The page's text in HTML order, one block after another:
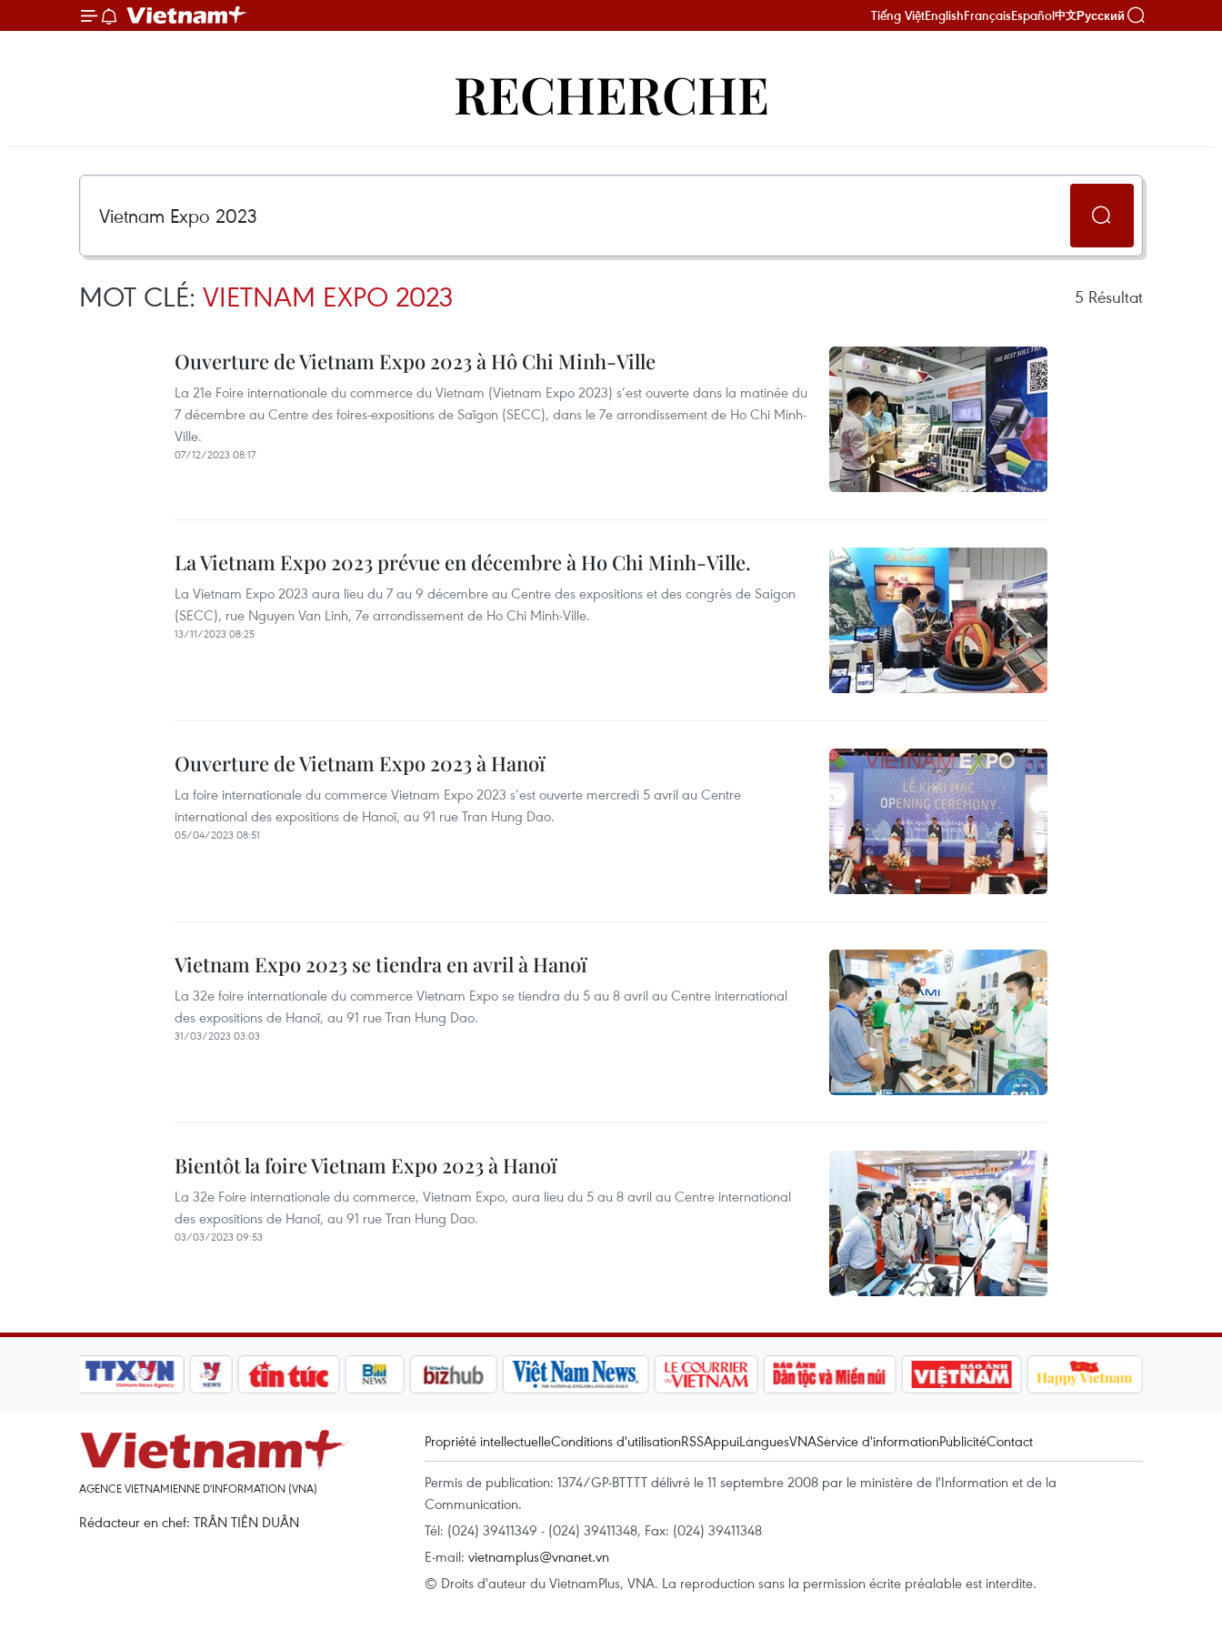
Tiếng ViệtEnglishFrançaisEspañol中文Русский
RECHERCHE
MOT CLÉ: VIETNAM EXPO 2023 5 Résultat
Ouverture de Vietnam Expo 2023 à Hô Chi Minh-Ville
La 21e Foire internationale du commerce du Vietnam (Vietnam Expo 2023) s’est ouverte dans la matinée du
7 décembre au Centre des foires-expositions de Saïgon (SECC), dans le 7e arrondissement de Ho Chi Minh-
Ville.
07/12/2023 08:17
La Vietnam Expo 2023 prévue en décembre à Ho Chi Minh-Ville.
La Vietnam Expo 2023 aura lieu du 7 au 9 décembre au Centre des expositions et des congrès de Saigon
(SECC), rue Nguyen Van Linh, 7e arrondissement de Ho Chi Minh-Ville.
13/11/2023 08:25
Ouverture de Vietnam Expo 2023 à Hanoï
La foire internationale du commerce Vietnam Expo 2023 s’est ouverte mercredi 5 avril au Centre
international des expositions de Hanoï, au 91 rue Tran Hung Dao.
05/04/2023 08:51
Vietnam Expo 2023 se tiendra en avril à Hanoï
La 32e foire internationale du commerce Vietnam Expo se tiendra du 5 au 8 avril au Centre international
des expositions de Hanoï, au 91 rue Tran Hung Dao.
31/03/2023 03:03
Bientôt la foire Vietnam Expo 2023 à Hanoï
La 32e Foire internationale du commerce, Vietnam Expo, aura lieu du 5 au 8 avril au Centre international
des expositions de Hanoï, au 91 rue Tran Hung Dao.
03/03/2023 09:53
AGENCE VIETNAMIENNE D'INFORMATION (VNA)
Rédacteur en chef: TRÂN TIÊN DUÂN
Propriété intellectuelleConditions d'utilisationRSSAppuiLanguesVNAService d'informationPublicitéContact
Permis de publication: 1374/GP-BTTTT délivré le 11 septembre 2008 par le ministère de l'Information et de la
Communication.
Tél: (024) 39411349 - (024) 39411348, Fax: (024) 39411348
E-mail: vietnamplus@vnanet.vn
© Droits d'auteur du VietnamPlus, VNA. La reproduction sans la permission écrite préalable est interdite.